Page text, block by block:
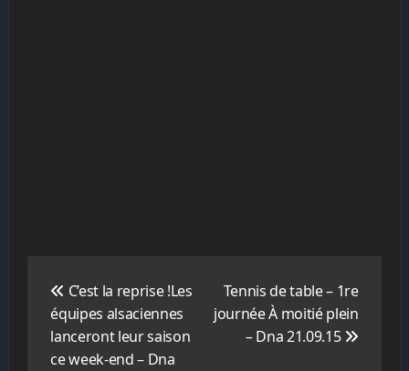
l’article
C’est la reprise !Les
équipes alsaciennes
lanceront leur saison
ce week-end – Dna
Tennis de table – 1re
journée À moitié plein
– Dna 21.09.15